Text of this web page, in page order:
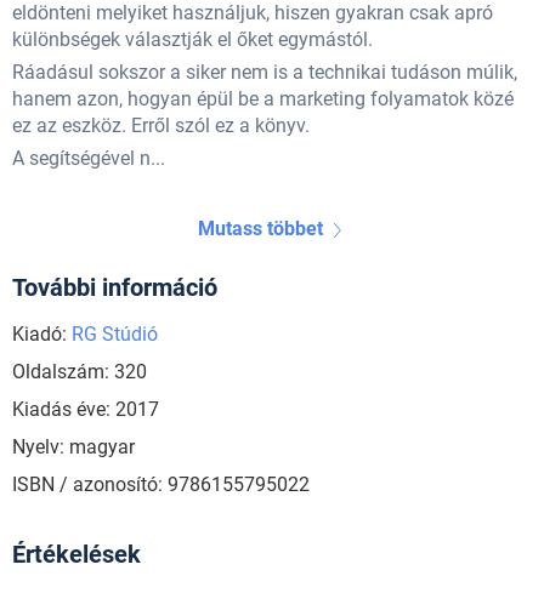
eldönteni melyiket használjuk, hiszen gyakran csak apró
különbségek választják el őket egymástól.
Ráadásul sokszor a siker nem is a technikai tudáson múlik,
hanem azon, hogyan épül be a marketing folyamatok közé
ez az eszköz. Erről szól ez a könyv.
A segítségével n...
Mutass többet
További információ
Kiadó: RG Stúdió
Oldalszám: 320
Kiadás éve: 2017
Nyelv: magyar
ISBN / azonosító: 9786155795022
Értékelések